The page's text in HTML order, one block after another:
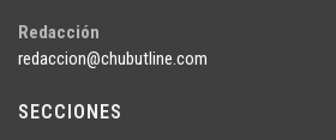
Redacción
redaccion@chubutline.com
SECCIONES